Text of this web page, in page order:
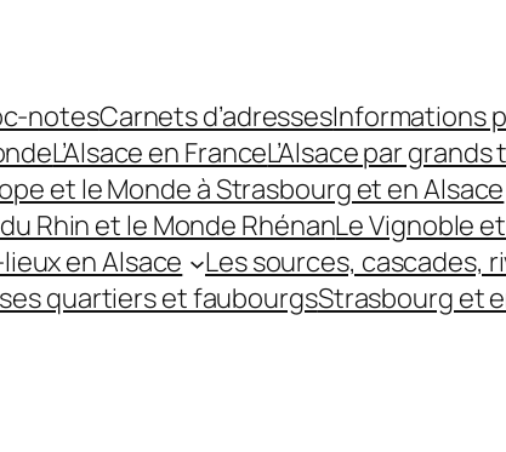
notesCarnets d’adressesInformations
L’Alsace en FranceL’Alsace par
et le Monde à Strasbourg et en Alsace
Rhin et le Monde RhénanLe Vignoble
en Alsace
Les sources, cascades,
quartiers et faubourgsStrasbourg et